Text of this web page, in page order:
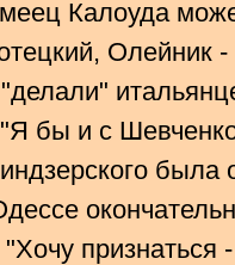
Калоуда
Олейник -
бы и с
была
признаться